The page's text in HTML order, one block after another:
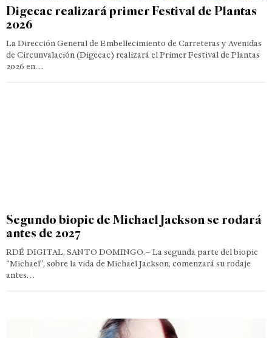
Digecac realizará primer Festival de Plantas
2026
La Dirección General de Embellecimiento de Carreteras y Avenidas
de Circunvalación (Digecac) realizará el Primer Festival de Plantas
2026 en…
Segundo biopic de Michael Jackson se rodará
antes de 2027
RDÉ DIGITAL, SANTO DOMINGO.– La segunda parte del biopic
“Michael”, sobre la vida de Michael Jackson, comenzará su rodaje
antes…